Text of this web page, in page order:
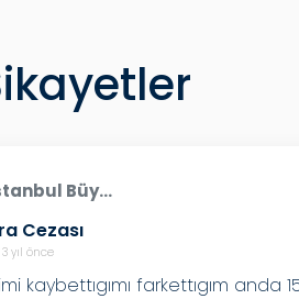
Büy...
Cezası
yıl önce
kaybettıgımı farkettıgım anda